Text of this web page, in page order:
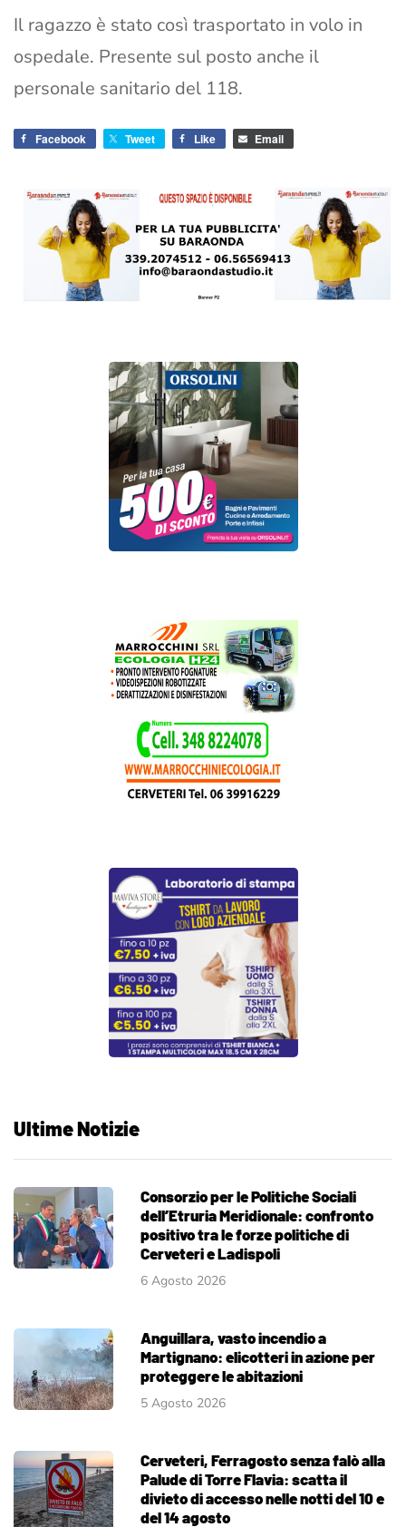
Il ragazzo è stato così trasportato in volo in
ospedale. Presente sul posto anche il
personale sanitario del 118.
Facebook Tweet Like Email
Ultime Notizie
Consorzio per le Politiche Sociali
dell’Etruria Meridionale: confronto
positivo tra le forze politiche di
Cerveteri e Ladispoli
6 Agosto 2026
Anguillara, vasto incendio a
Martignano: elicotteri in azione per
proteggere le abitazioni
5 Agosto 2026
Cerveteri, Ferragosto senza falò alla
Palude di Torre Flavia: scatta il
divieto di accesso nelle notti del 10 e
del 14 agosto